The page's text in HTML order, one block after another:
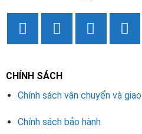
CHÍNH SÁCH
Chính sách vận chuyển và
Chính sách bảo hành